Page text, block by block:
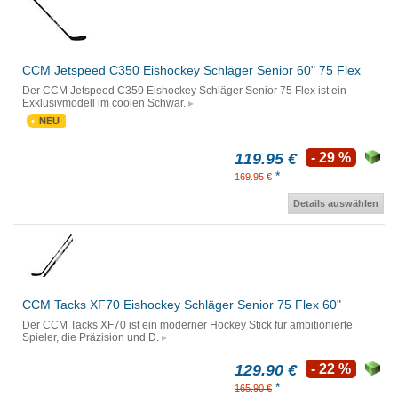
CCM Jetspeed C350 Eishockey Schläger Senior 60" 75 Flex
Der CCM Jetspeed C350 Eishockey Schläger Senior 75 Flex ist ein
Exklusivmodell im coolen Schwar.
NEU
119.95 €
169.95 € *
- 29 %
Details auswählen
CCM Tacks XF70 Eishockey Schläger Senior 75 Flex 60"
Der CCM Tacks XF70 ist ein moderner Hockey Stick für ambitionierte
Spieler, die Präzision und D.
129.90 €
165.90 € *
- 22 %